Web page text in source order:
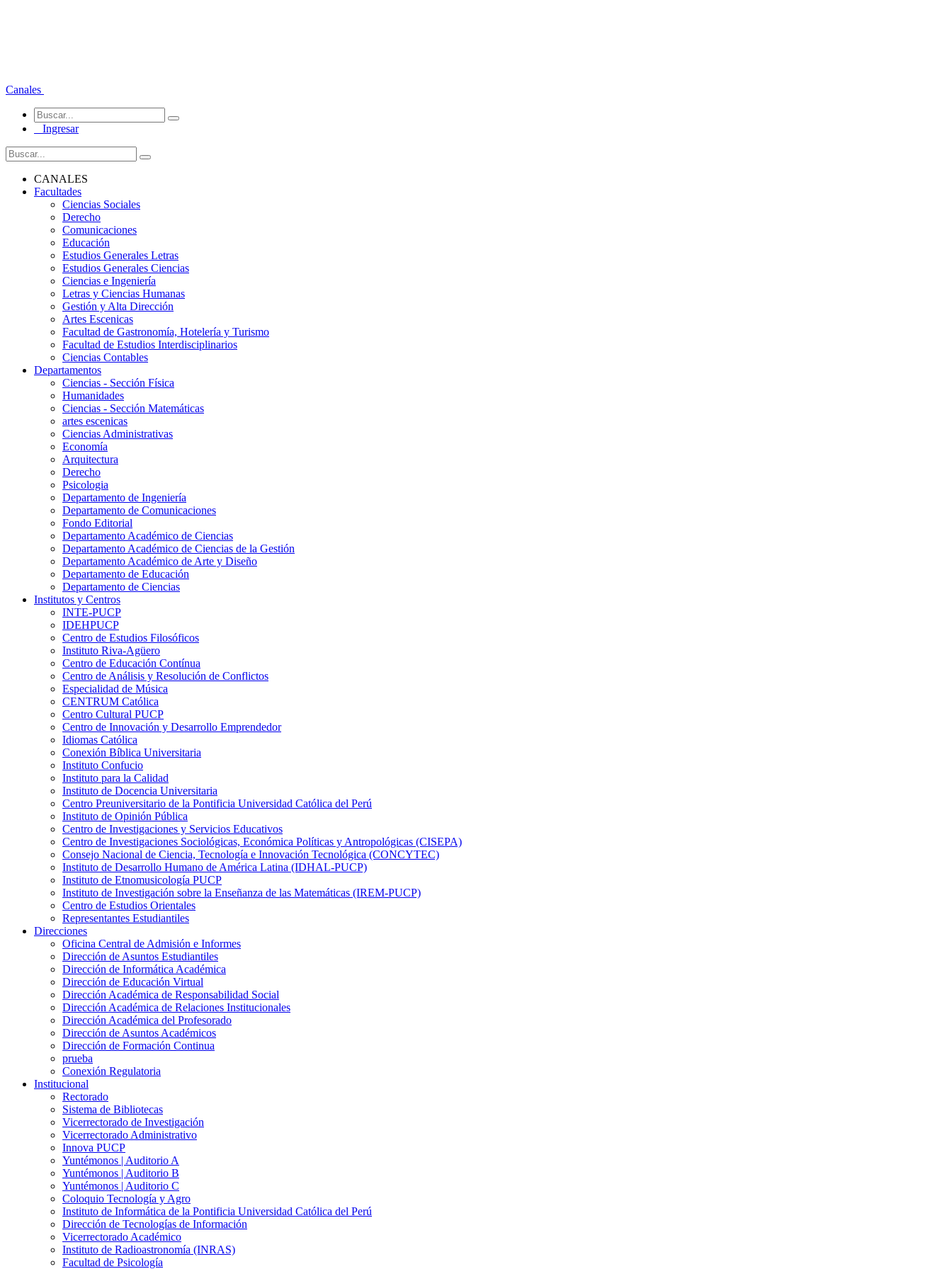
Canales
Ingresar
CANALES
Facultades
Ciencias Sociales
Derecho
Comunicaciones
Educación
Estudios Generales Letras
Estudios Generales Ciencias
Ciencias e Ingeniería
Letras y Ciencias Humanas
Gestión y Alta Dirección
Artes Escenicas
Facultad de Gastronomía, Hotelería y Turismo
Facultad de Estudios Interdisciplinarios
Ciencias Contables
Departamentos
Ciencias - Sección Física
Humanidades
Ciencias - Sección Matemáticas
artes escenicas
Ciencias Administrativas
Economía
Arquitectura
Derecho
Psicologia
Departamento de Ingeniería
Departamento de Comunicaciones
Fondo Editorial
Departamento Académico de Ciencias
Departamento Académico de Ciencias de la Gestión
Departamento Académico de Arte y Diseño
Departamento de Educación
Departamento de Ciencias
Institutos y Centros
INTE-PUCP
IDEHPUCP
Centro de Estudios Filosóficos
Instituto Riva-Agüero
Centro de Educación Contínua
Centro de Análisis y Resolución de Conflictos
Especialidad de Música
CENTRUM Católica
Centro Cultural PUCP
Centro de Innovación y Desarrollo Emprendedor
Idiomas Católica
Conexión Bíblica Universitaria
Instituto Confucio
Instituto para la Calidad
Instituto de Docencia Universitaria
Centro Preuniversitario de la Pontificia Universidad Católica del Perú
Instituto de Opinión Pública
Centro de Investigaciones y Servicios Educativos
Centro de Investigaciones Sociológicas, Económica Políticas y Antropológicas (CISEPA)
Consejo Nacional de Ciencia, Tecnología e Innovación Tecnológica (CONCYTEC)
Instituto de Desarrollo Humano de América Latina (IDHAL-PUCP)
Instituto de Etnomusicología PUCP
Instituto de Investigación sobre la Enseñanza de las Matemáticas (IREM-PUCP)
Centro de Estudios Orientales
Representantes Estudiantiles
Direcciones
Oficina Central de Admisión e Informes
Dirección de Asuntos Estudiantiles
Dirección de Informática Académica
Dirección de Educación Virtual
Dirección Académica de Responsabilidad Social
Dirección Académica de Relaciones Institucionales
Dirección Académica del Profesorado
Dirección de Asuntos Académicos
Dirección de Formación Continua
prueba
Conexión Regulatoria
Institucional
Rectorado
Sistema de Bibliotecas
Vicerrectorado de Investigación
Vicerrectorado Administrativo
Innova PUCP
Yuntémonos | Auditorio A
Yuntémonos | Auditorio B
Yuntémonos | Auditorio C
Coloquio Tecnología y Agro
Instituto de Informática de la Pontificia Universidad Católica del Perú
Dirección de Tecnologías de Información
Vicerrectorado Académico
Instituto de Radioastronomía (INRAS)
Facultad de Psicología